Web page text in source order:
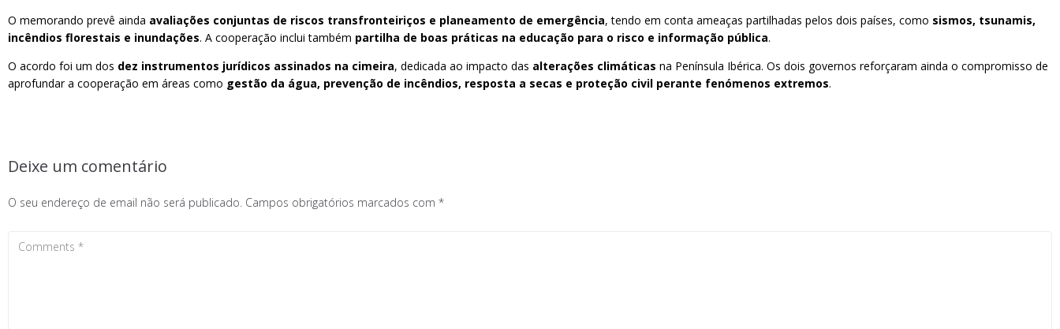
O memorando prevê ainda avaliações conjuntas de riscos transfronteiriços e planeamento de emergência, tendo em conta ameaças partilhadas pelos dois países, como sismos, tsunamis,
incêndios florestais e inundações. A cooperação inclui também partilha de boas práticas na educação para o risco e informação pública.
O acordo foi um dos dez instrumentos jurídicos assinados na cimeira, dedicada ao impacto das alterações climáticas na Península Ibérica. Os dois governos reforçaram ainda o compromisso de
aprofundar a cooperação em áreas como gestão da água, prevenção de incêndios, resposta a secas e proteção civil perante fenómenos extremos.
Deixe um comentário
O seu endereço de email não será publicado. Campos obrigatórios marcados com *